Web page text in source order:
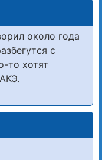
около года
с
то хотят